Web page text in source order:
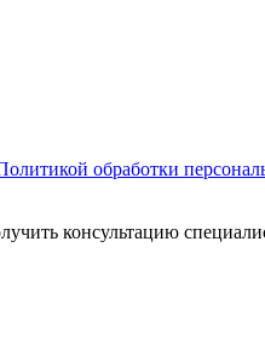
обработки
консультацию